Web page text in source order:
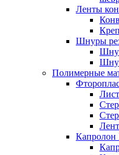
Ленты
Шнуры
Полимерные